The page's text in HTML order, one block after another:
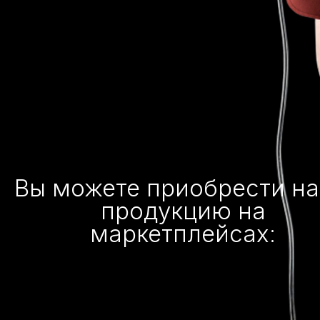
Вы можете приобрести
продукцию на
маркетплейсах: